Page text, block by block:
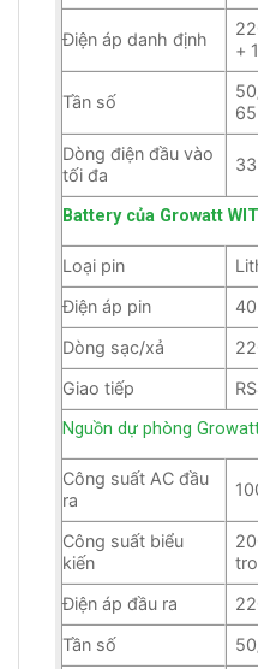
Điện áp danh định
+
Tần số
Dòng điện đầu vào
tối đa
Battery của Growatt
Loại pin
Điện áp pin
Dòng sạc/xả
Giao tiếp
Nguồn dự phòng
Công suất AC đầu
ra
Công suất biểu
kiến
Điện áp đầu ra
Tần số